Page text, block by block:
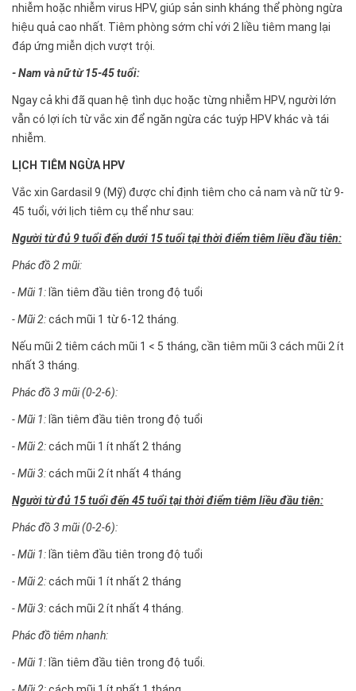
nhiễm hoặc nhiễm virus HPV, giúp sản sinh kháng thể phòng ngừa
hiệu quả cao nhất. Tiêm phòng sớm chỉ với 2 liều tiêm mang lại
đáp ứng miễn dịch vượt trội.
- Nam và nữ từ 15-45 tuổi:
Ngay cả khi đã quan hệ tình dục hoặc từng nhiễm HPV, người lớn
vẫn có lợi ích từ vắc xin để ngăn ngừa các tuýp HPV khác và tái
nhiễm.
LỊCH TIÊM NGỪA HPV
Vắc xin Gardasil 9 (Mỹ) được chỉ định tiêm cho cả nam và nữ từ 9-
45 tuổi, với lịch tiêm cụ thể như sau:
Người từ đủ 9 tuổi đến dưới 15 tuổi tại thời điểm tiêm liều đầu tiên:
Phác đồ 2 mũi:
- Mũi 1: lần tiêm đầu tiên trong độ tuổi
- Mũi 2:cách mũi 1 từ 6-12 tháng.
Nếu mũi 2 tiêm cách mũi 1 < 5 tháng, cần tiêm mũi 3 cách mũi 2 ít
nhất 3 tháng.
Phác đồ 3 mũi (0-2-6):
- Mũi 1: lần tiêm đầu tiên trong độ tuổi
- Mũi 2:cách mũi 1 ít nhất 2 tháng
- Mũi 3:cách mũi 2 ít nhất 4 tháng
Người từ đủ 15 tuổi đến 45 tuổi tại thời điểm tiêm liều đầu tiên:
Phác đồ 3 mũi (0-2-6):
- Mũi 1: lần tiêm đầu tiên trong độ tuổi
- Mũi 2:cách mũi 1 ít nhất 2 tháng
- Mũi 3:cách mũi 2 ít nhất 4 tháng.
Phác đồ tiêm nhanh:
- Mũi 1: lần tiêm đầu tiên trong độ tuổi.